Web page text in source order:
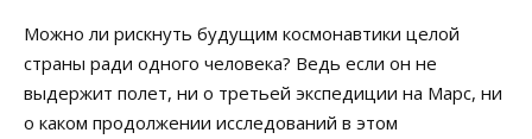
Можно ли рискнуть будущим космонавтики целой
страны ради одного человека? Ведь если он не
выдержит полет, ни о третьей экспедиции на Марс, ни
о каком продолжении исследований в этом